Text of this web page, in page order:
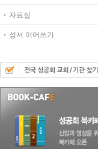
자료실
성서 이어쓰기